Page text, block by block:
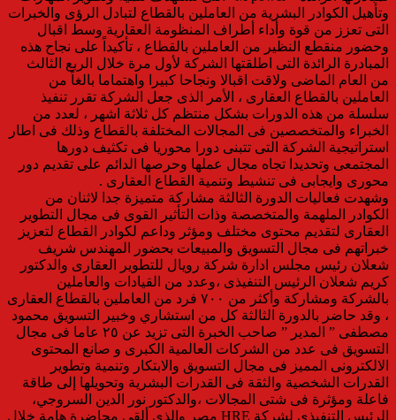
وتأهيل الكوادر البشرية من العاملين بالقطاع لتبادل الرؤى والخبرات
التى تعزز من قوة وأداء أطراف المنظومة العقارية وسط اقبال
وحضور منقطع النظير من العاملين بالقطاع ، تأكيداً على نجاح هذه
المبادرة الرائدة التى اطلقتها الشركة لأول مرة خلال الربع الثالث
من العام الماضى ولاقت اقبالا ونجاحا كبيرا واهتماما بالغاً من
العاملين بالقطاع العقارى ، الأمر الذى جعل الشركة تقرر تنفيذ
سلسلة من هذه الدورات بشكل منتظم كل ثلاثة اشهر ، لعدد من
الخبراء والمتخصصين فى المجالات المختلفة بالقطاع وذلك فى اطار
استراتيجية الشركة التى تتبنى دورا محوريا فى تكثيف دورها
المجتمعى وتحديدا تجاه مجال عملها وحرصها الدائم على تقديم دور
محورى وايجابى فى تنشيط وتنمية القطاع العقارى .
وشهدت فعاليات الدورة الثالثة مشاركة متميزة جدا لاثنان من
الكوادر الملهمة والمتخصصة وذات التأثير القوى فى مجال التطوير
العقارى لتقديم محتوى مختلف ومؤثر وداعم لكوادر القطاع لتعزيز
خبراتهم فى مجال التسويق والمبيعات بحضور المهندس شريف
شعلان رئيس مجلس ادارة شركة رويال للتطوير العقارى والدكتور
كريم شعلان الرئيس التنفيذى ،وعدد من القيادات والعاملين
بالشركة ومشاركة وأكثر من ٧٠٠ فرد من العاملين بالقطاع العقارى
، وقد حاضر بالدورة الثالثة كل من استشاري وخبير التسويق محمود
مصطفى ” المدير ” صاحب الخبرة التى تزيد عن ٢٥ عاما فى مجال
التسويق فى عدد من الشركات العالمية الكبرى و صانع المحتوى
الالكترونى المميز فى مجال التسويق والابتكار وتنمية وتطوير
القدرات الشخصية والثقة فى القدرات البشرية وتحويلها إلى طاقة
فاعلة ومؤثرة فى شتى المجالات ،والدكتور نور الدين السروجي،
الرئيس التنفيذي لشركة HRE مصر والذى ألقى محاضرة هامة خلال